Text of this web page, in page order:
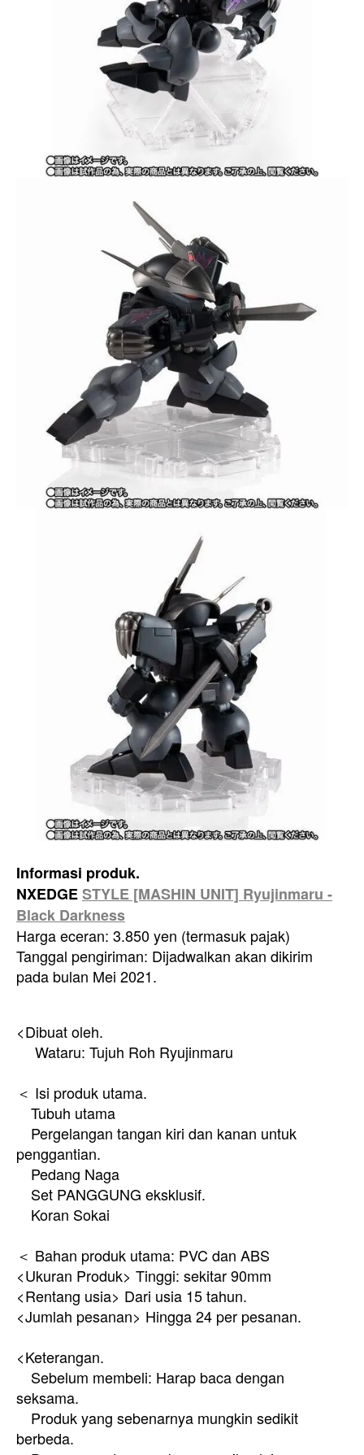
Informasi produk.
NXEDGESTYLE [MASHIN UNIT] Ryujinmaru -
Black Darkness
Harga eceran: 3.850 yen (termasuk pajak)
Tanggal pengiriman: Dijadwalkan akan dikirim
pada bulan Mei 2021.
<Dibuat oleh.
Wataru: Tujuh Roh Ryujinmaru
＜ Isi produk utama.
Tubuh utama
Pergelangan tangan kiri dan kanan untuk
penggantian.
Pedang Naga
Set PANGGUNG eksklusif.
Koran Sokai
＜ Bahan produk utama: PVC dan ABS
<Ukuran Produk> Tinggi: sekitar 90mm
<Rentang usia> Dari usia 15 tahun.
<Jumlah pesanan> Hingga 24 per pesanan.
<Keterangan.
Sebelum membeli: Harap baca dengan
seksama.
Produk yang sebenarnya mungkin sedikit
berbeda.